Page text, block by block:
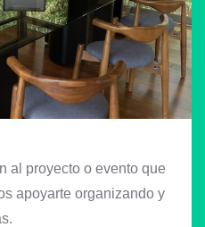
al proyecto o evento que
apoyarte organizando y